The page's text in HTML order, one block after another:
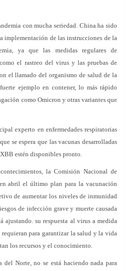
con mucha seriedad. China ha sido
implementación de las instrucciones de la
ya que las medidas regulares de
el rastreo del virus y las pruebas de
el llamado del organismo de salud de la
ejemplo en contener, lo más rápido
como Omicron y otras variantes que
experto en enfermedades respiratorias
se espera que las vacunas desarrolladas
estén disponibles pronto.
la Comisión Nacional de
abril el último plan para la vacunación
de aumentar los niveles de inmunidad
de infección grave y muerte causada
ajustando. su respuesta al virus a medida
para garantizar la salud y la vida
los recursos y el conocimiento.
Norte, no se está haciendo nada para